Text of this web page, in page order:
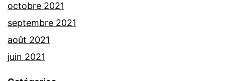
octobre 2021
septembre 2021
août 2021
juin 2021